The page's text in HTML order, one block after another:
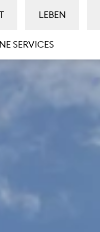
LEBEN
SERVICES